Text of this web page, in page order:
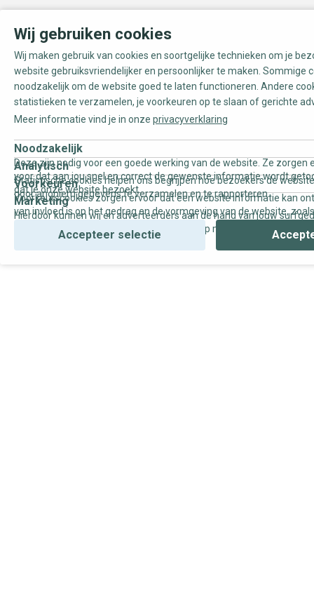
Wij gebruiken cookies
Wij maken gebruik van cookies en soortgelijke technieken om je
website gebruiksvriendelijker en persoonlijker te maken. Sommige
noodzakelijk om de website goed te laten functioneren. Andere
statistieken te verzamelen, je voorkeuren op te slaan of gerichte
Meer informatie vind je in onze privacyverklaring
Noodzakelijk
Deze zijn nodig voor een goede werking van de website. Ze zorgen
voor dat aan jou snel en correct de gewenste informatie wordt
dat je onze website bezoekt.
Analytisch
Statistische cookies helpen ons begrijpen hoe bezoekers de
door anoniem gegevens te verzamelen en te rapporteren.
Voorkeuren
Voorkeurscookies zorgen ervoor dat een website informatie kan
van invloed is op het gedrag en de vormgeving van de website,
Marketing
Hierdoor kunnen wij en adverteerders aan de hand van jouw
gepersonaliseerde online advertenties en op maat gemaakte
Accepteer selectie